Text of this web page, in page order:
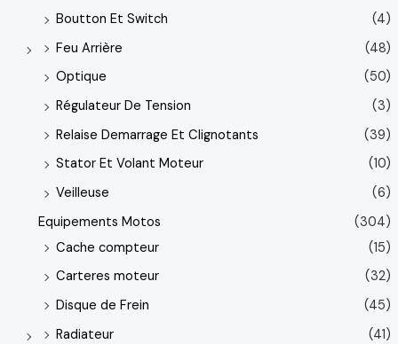
Boutton Et Switch
(4)
Feu Arrière
(48)
Optique
(50)
Régulateur De Tension
(3)
Relaise Demarrage Et Clignotants
(39)
Stator Et Volant Moteur
(10)
Veilleuse
(6)
Equipements Motos
(304)
Cache compteur
(15)
Carteres moteur
(32)
Disque de Frein
(45)
Radiateur
(41)